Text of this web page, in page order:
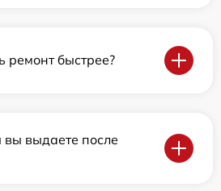
ремонт быстрее?
выдаете после